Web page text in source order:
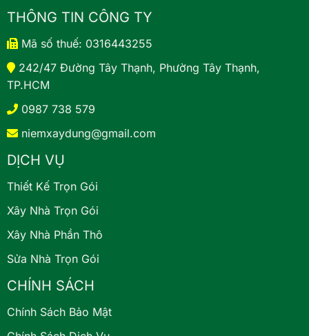
THÔNG TIN CÔNG TY
Mã số thuế: 0316443255
242/47 Đường Tây Thạnh, Phường Tây Thạnh,
TP.HCM
0987 738 579
niemxaydung@gmail.com
DỊCH VỤ
Thiết Kế Trọn Gói
Xây Nhà Trọn Gói
Xây Nhà Phần Thô
Sửa Nhà Trọn Gói
CHÍNH SÁCH
Chính Sách Bảo Mật